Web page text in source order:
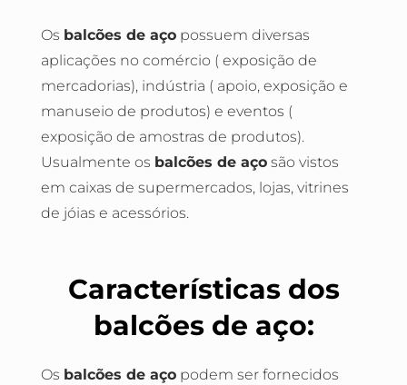
Os balcões de açopossuem diversas
aplicações no comércio ( exposição de
mercadorias), indústria ( apoio, exposição e
manuseio de produtos) e eventos (
exposição de amostras de produtos).
Usualmente os balcões de açosão vistos
em caixas de supermercados, lojas, vitrines
de jóias e acessórios.
Características dos
balcões de aço:
Os balcões de açopodem ser fornecidos